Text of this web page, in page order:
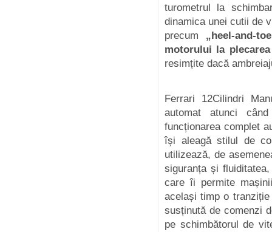
turometrul la
dinamica unei cutii de
precum „heel-and-
motorului la
resimțite dacă
Ferrari 12Cilindri
automat atunci
funcționarea complet
își aleagă stilul de
utilizează, de
siguranța și
care îi permite
același timp o
susținută de comenzi
pe schimbătorul de